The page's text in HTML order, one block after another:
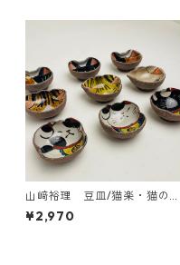
山﨑裕理 豆皿/猫楽・猫のお
顔と招き猫
¥2,970